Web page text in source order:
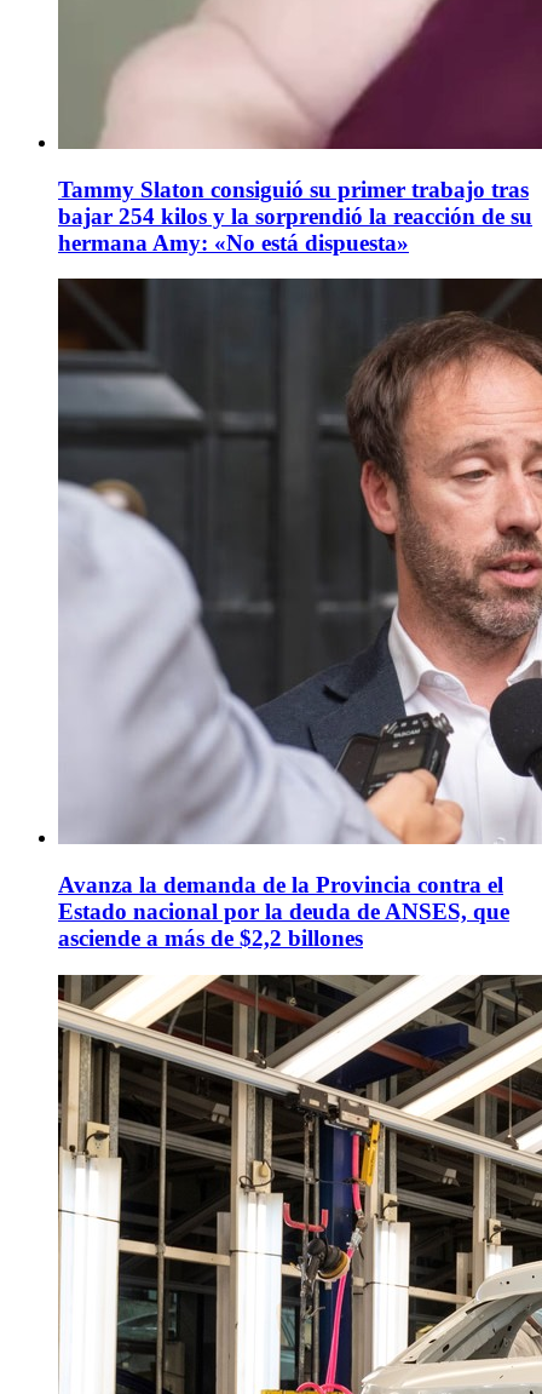
Tammy Slaton consiguió su primer trabajo tras
bajar 254 kilos y la sorprendió la reacción de su
hermana Amy: «No está dispuesta»
Avanza la demanda de la Provincia contra el
Estado nacional por la deuda de ANSES, que
asciende a más de $2,2 billones